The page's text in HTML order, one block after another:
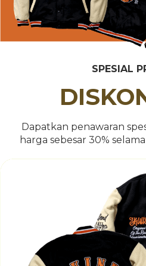
SPESIAL
Dapatkan penawaran
harga sebesar 30%